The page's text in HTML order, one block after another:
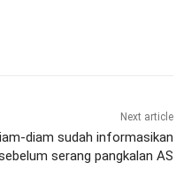
Next article
diam sudah informasikan
serang pangkalan AS